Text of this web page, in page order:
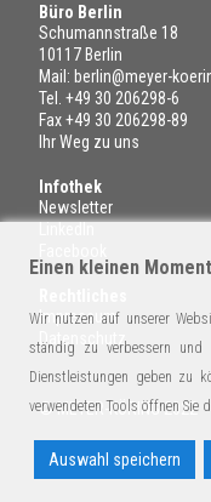
Büro Berlin
Schumannstraße 18
10117 Berlin
Mail: berlin@meyer-
Tel. +49 30 206298-6
Fax +49 30 206298-89
Ihr Weg zu uns
Infothek
Newsletter
Impressum
Datenschutz
© MEYER-KÖRING 2022
Einen kleinen
Wir nutzen auf unserer
ständig zu verbessern und
Dienstleistungen geben zu
verwendeten Tools öffnen Sie
Auswahl speichern